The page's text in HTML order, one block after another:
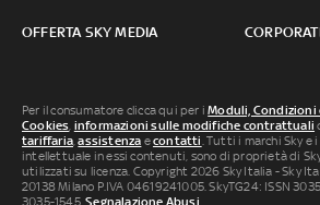
OFFERTA SKY MEDIA
Per il consumatore clicca qui per iModuli,
Cookies, informazioni sulle modifiche contrattuali
tariffaria,assistenza econtatti. Tutti i marchi Sky
intellettuale in essi contenuti, sono di proprietà di
utilizzati su licenza. Copyright 2026 Sky Italia - Sky
20138 Milano P.IVA 04619241005. SkyTG24: ISSN
3035-1545.Segnalazione Abusi